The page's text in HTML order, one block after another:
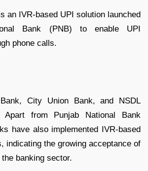
an IVR-based UPI solution launched
Bank (PNB) to enable UPI
phone calls.
City Union Bank, and NSDL
Apart from Punjab National Bank
have also implemented IVR-based
indicating the growing acceptance of
banking sector.